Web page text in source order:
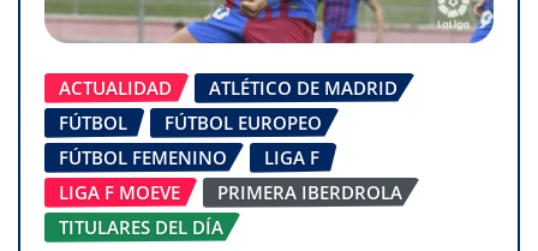
ACTUALIDAD
ATLÉTICO DE MADRID
FÚTBOL
FÚTBOL EUROPEO
FÚTBOL FEMENINO
LIGA F
LIGA F MOEVE
PRIMERA IBERDROLA
TITULARES DEL DÍA